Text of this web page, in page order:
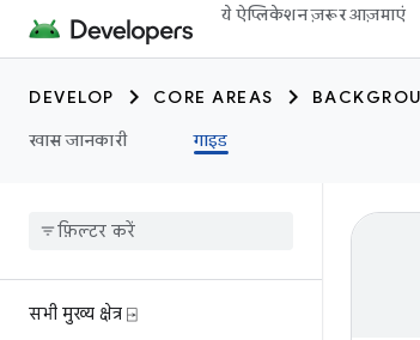
ये ऐप्लिकेशन ज़रूर आज़माएं
DEVELOP CORE AREAS
खास जानकारी
गाइड
सभी मुख्य क्षेत्र ⍈